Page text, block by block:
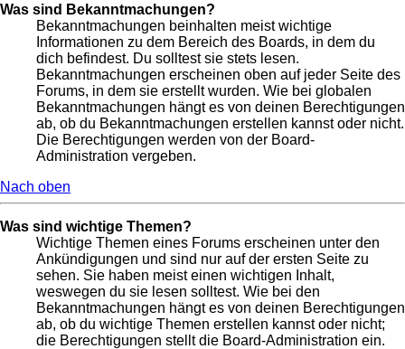
Was sind Bekanntmachungen?
Bekanntmachungen beinhalten meist wichtige
Informationen zu dem Bereich des Boards, in dem du
dich befindest. Du solltest sie stets lesen.
Bekanntmachungen erscheinen oben auf jeder Seite des
Forums, in dem sie erstellt wurden. Wie bei globalen
Bekanntmachungen hängt es von deinen Berechtigungen
ab, ob du Bekanntmachungen erstellen kannst oder nicht.
Die Berechtigungen werden von der Board-
Administration vergeben.
Nach oben
Was sind wichtige Themen?
Wichtige Themen eines Forums erscheinen unter den
Ankündigungen und sind nur auf der ersten Seite zu
sehen. Sie haben meist einen wichtigen Inhalt,
weswegen du sie lesen solltest. Wie bei den
Bekanntmachungen hängt es von deinen Berechtigungen
ab, ob du wichtige Themen erstellen kannst oder nicht;
die Berechtigungen stellt die Board-Administration ein.